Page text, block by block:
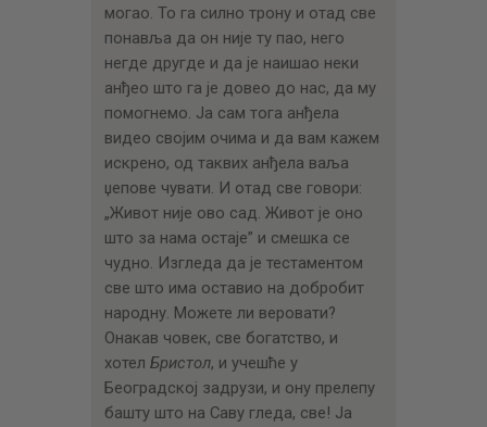
могао. То га силно трону и отад све
понавља да он није ту пао, него
негде другде и да је наишао неки
анђео што га је довео до нас, да му
помогнемо. Ја сам тога анђела
видео својим очима и да вам кажем
искрено, од таквих анђела ваља
џепове чувати. И отад све говори:
„Живот није ово сад. Живот је оно
што за нама остаје” и смешка се
чудно. Изгледа да је тестаментом
све што има оставио на добробит
народну. Можете ли веровати?
Онакав човек, све богатство, и
хотел Бристол, и учешће у
Београдској задрузи, и ону прелепу
башту што на Саву гледа, све! Ја